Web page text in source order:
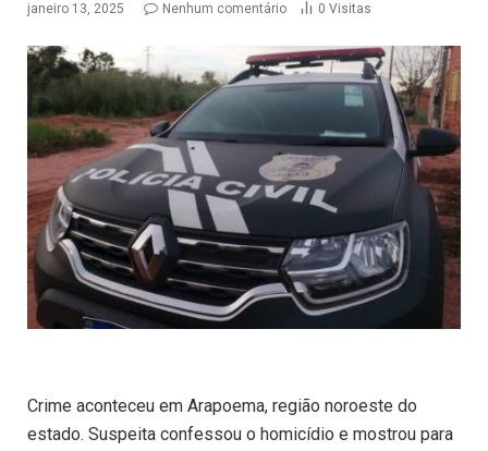
janeiro 13, 2025 Nenhum comentário 0 Visitas
Crime aconteceu em Arapoema, região noroeste do
estado. Suspeita confessou o homicídio e mostrou para